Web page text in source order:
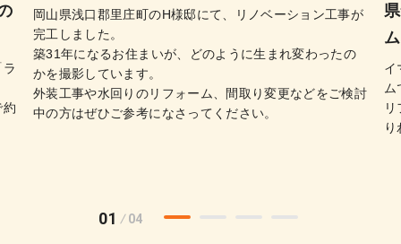
約
岡山県浅口郡里庄町のH様邸にて、リノベーション工事が
完工しました。
築31年になるお住まいが、どのように生まれ変わったの
かを撮影しています。
外装工事や水回りのリフォーム、間取り変更などをご検討
中の方はぜひご参考になさってください。
イ
01 04